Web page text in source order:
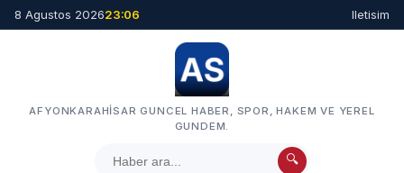
8 Agustos 202623:06 Iletisim
AFYONKARAHISAR GUNCEL HABER, SPOR, HAKEM VE YEREL
GUNDEM.
🔍